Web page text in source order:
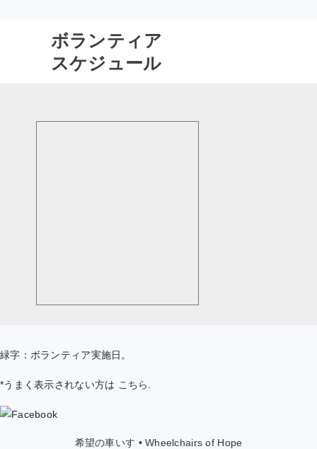
ボランティア
スケジュール
緑字：ボランティア実施日。
*うまく表示されない方は こちら
希望の車いす • Wheelchairs of Hope